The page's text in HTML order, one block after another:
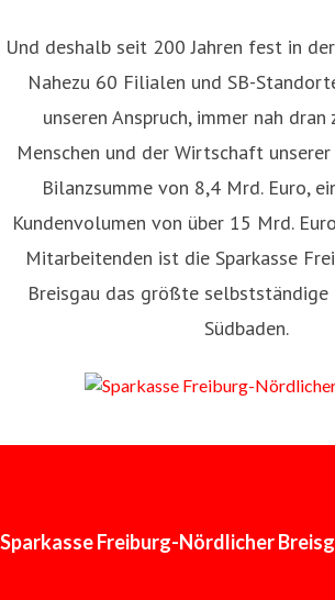
Und deshalb seit 200 Jahren fest in
Nahezu 60 Filialen und SB-
unseren Anspruch, immer nah dran
Menschen und der Wirtschaft
Bilanzsumme von 8,4 Mrd. Euro,
Kundenvolumen von über 15 Mrd.
Mitarbeitenden ist die Sparkasse
Breisgau das größte
Südbaden.
Sparkasse Freiburg-Nördlicher